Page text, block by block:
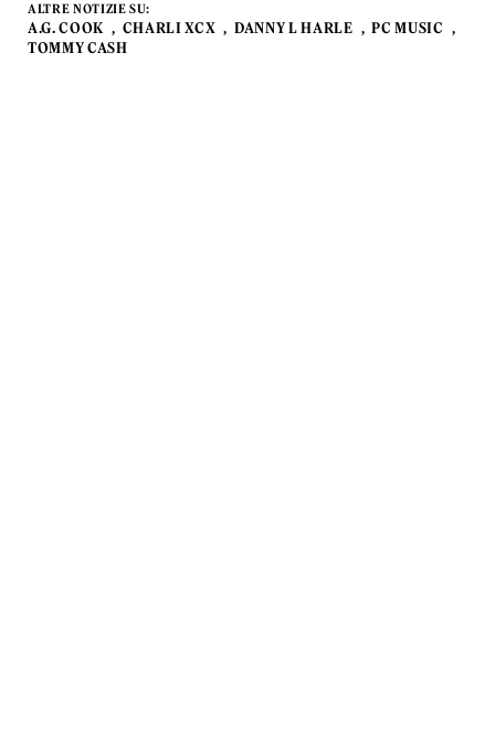
ALTRE NOTIZIE SU:
A.G. COOK CHARLI XCX DANNY L HARLE
PC MUSIC
TOMMY CASH